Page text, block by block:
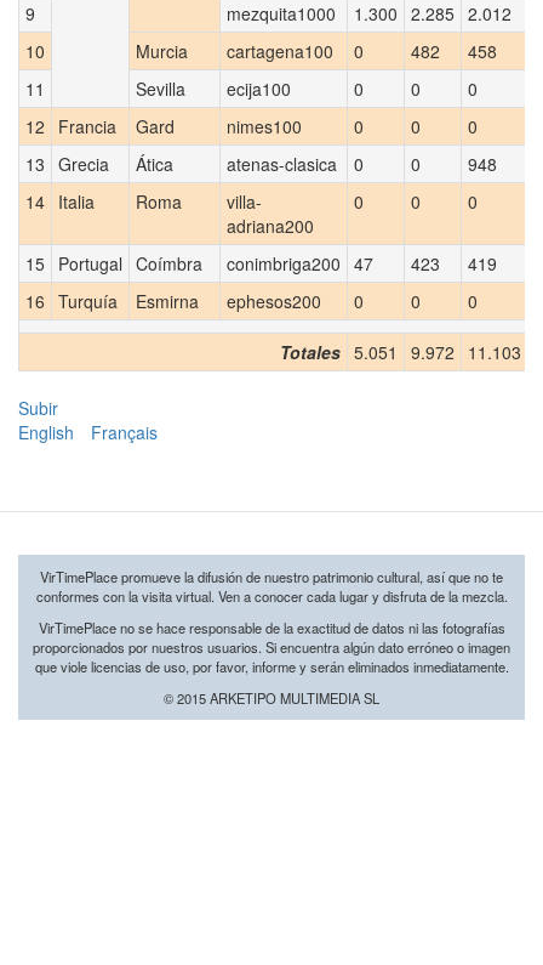
9 mezquita1000 1.300 2.285 2.012
10
Murcia cartagena100 0 482 458
11
Sevilla ecija100 0 0 0
12
Francia Gard nimes100 0 0 0
13 Grecia Ática atenas-clasica 0 0 948
14 Italia Roma
villa-
adriana200
0 0 0
15 Portugal Coímbra conimbriga200 47 423 419
16 Turquía Esmirna ephesos200 0 0 0
Totales 5.051 9.972 11.103
Subir
English
Français
VirTimePlace promueve la difusión de nuestro patrimonio cultural, así que no te
conformes con la visita virtual. Ven a conocer cada lugar y disfruta de la mezcla.
VirTimePlace no se hace responsable de la exactitud de datos ni las fotografías
proporcionados por nuestros usuarios. Si encuentra algún dato erróneo o imagen
que viole licencias de uso, por favor, informe y serán eliminados inmediatamente.
© 2015 ARKETIPO MULTIMEDIA SL